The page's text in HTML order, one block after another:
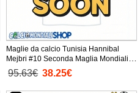
Maglie da calcio Tunisia Hannibal
Mejbri #10 Seconda Maglia Mondiali
2026 Manica Corta
95.63€ 38.25€